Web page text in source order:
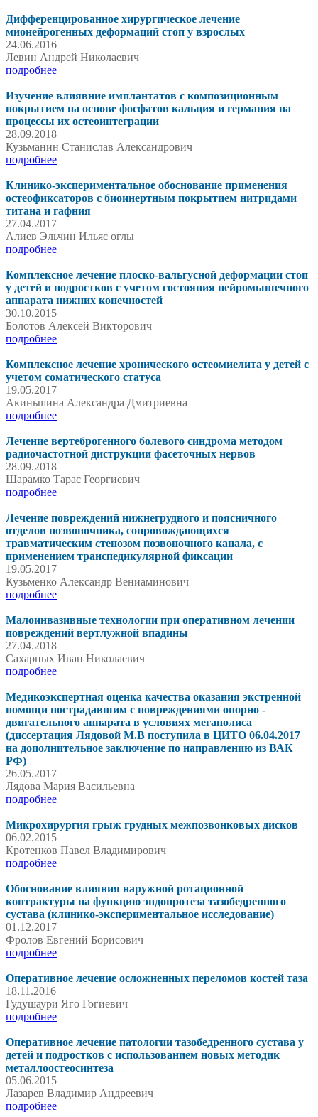
Дифференцированное хирургическое лечение
мионейрогенных деформаций стоп у взрослых
24.06.2016
Левин Андрей Николаевич
подробнее
Изучение влиявние имплантатов с композиционным
покрытием на основе фосфатов кальция и германия на
процессы их остеоинтеграции
28.09.2018
Кузьманин Станислав Александрович
подробнее
Клинико-экспериментальное обоснование применения
остеофиксаторов с биоинертным покрытием нитридами
титана и гафния
27.04.2017
Алиев Эльчин Ильяс оглы
подробнее
Комплексное лечение плоско-вальгусной деформации стоп
у детей и подростков с учетом состояния нейромышечного
аппарата нижних конечностей
30.10.2015
Болотов Алексей Викторович
подробнее
Комплексное лечение хронического остеомиелита у детей с
учетом соматического статуса
19.05.2017
Акиньшина Александра Дмитриевна
подробнее
Лечение вертеброгенного болевого синдрома методом
радиочастотной диструкции фасеточных нервов
28.09.2018
Шарамко Тарас Георгиевич
подробнее
Лечение повреждений нижнегрудного и поясничного
отделов позвоночника, сопровождающихся
травматическим стенозом позвоночного канала, с
применением транспедикулярной фиксации
19.05.2017
Кузьменко Александр Вениаминович
подробнее
Малоинвазивные технологии при оперативном лечении
повреждений вертлужной впадины
27.04.2018
Сахарных Иван Николаевич
подробнее
Медикоэкспертная оценка качества оказания экстренной
помощи пострадавшим с повреждениями опорно -
двигательного аппарата в условиях мегаполиса
(диссертация Лядовой М.В поступила в ЦИТО 06.04.2017
на дополнительное заключение по направлению из ВАК
РФ)
26.05.2017
Лядова Мария Васильевна
подробнее
Микрохирургия грыж грудных межпозвонковых дисков
06.02.2015
Кротенков Павел Владимирович
подробнее
Обоснование влияния наружной ротационной
контрактуры на функцию эндопротеза тазобедренного
сустава (клинико-экспериментальное исследование)
01.12.2017
Фролов Евгений Борисович
подробнее
Оперативное лечение осложненных переломов костей таза
18.11.2016
Гудушаури Яго Гогиевич
подробнее
Оперативное лечение патологии тазобедренного сустава у
детей и подростков с использованием новых методик
металлоостеосинтеза
05.06.2015
Лазарев Владимир Андреевич
подробнее